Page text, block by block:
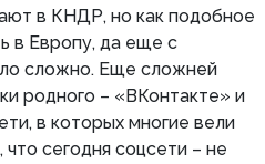
в КНДР, но как подобное
в Европу, да еще с
сложно. Еще сложней
родного – «ВКонтакте» и
в которых многие вели
сегодня соцсети – не